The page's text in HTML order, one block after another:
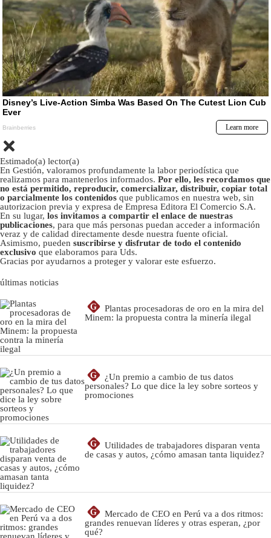
Estimado(a) lector(a)
En Gestión, valoramos profundamente la labor periodística que
realizamos para mantenerlos informados. Por ello, les recordamos que
no está permitido, reproducir, comercializar, distribuir, copiar total
o parcialmente los contenidos que publicamos en nuestra web, sin
autorizacion previa y expresa de Empresa Editora El Comercio S.A.
En su lugar, los invitamos a compartir el enlace de nuestras
publicaciones, para que más personas puedan acceder a información
veraz y de calidad directamente desde nuestra fuente oficial.
Asimismo, pueden suscribirse y disfrutar de todo el contenido
exclusivo que elaboramos para Uds.
Gracias por ayudarnos a proteger y valorar este esfuerzo.
últimas noticias
G
Plantas procesadoras de oro en la mira del
Minem: la propuesta contra la minería ilegal
G
¿Un premio a cambio de tus datos
personales? Lo que dice la ley sobre sorteos y
promociones
G
Utilidades de trabajadores disparan venta
de casas y autos, ¿cómo amasan tanta liquidez?
G
Mercado de CEO en Perú va a dos ritmos:
grandes renuevan líderes y otras esperan, ¿por
qué?